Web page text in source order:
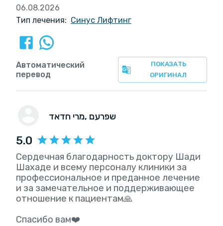
06.08.2026
Тип лечения: Синус Лифтинг
ПОКАЗАТЬ
ОРИГИНАЛ
Автоматический
перевод
מרי חדאד , שפרעם
5.0
Сердечная благодарность доктору Шади
Шахаде и всему персоналу клиники за
профессиональное и преданное лечение
и за замечательное и поддерживающее
отношение к пациентам🙏
Спасибо вам❤️